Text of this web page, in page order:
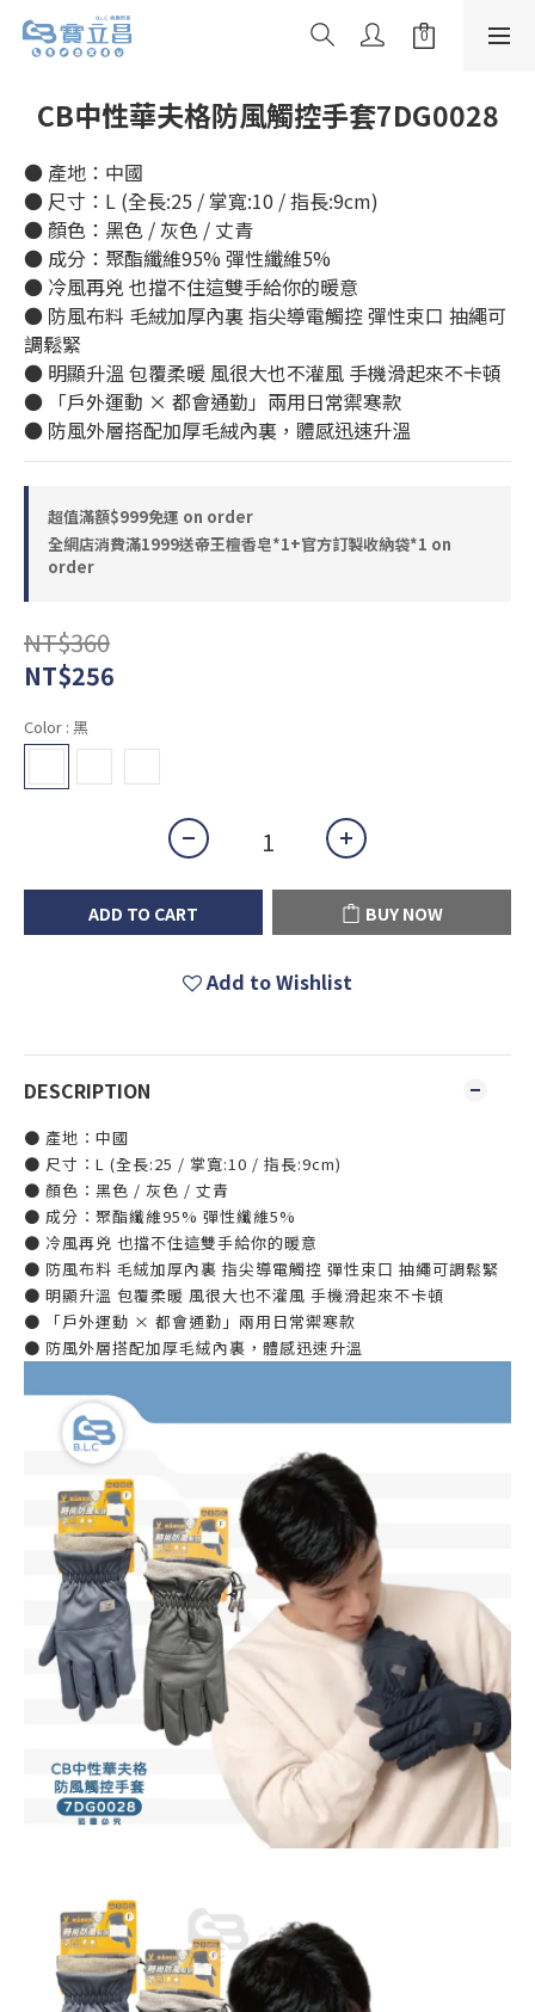
CB中性華夫格防風觸控手套7DG0028
● 產地：中國
● 尺寸：L (全長:25 / 掌寬:10 / 指長:9cm)
● 顏色：黑色 / 灰色 / 丈青
● 成分：聚酯纖維95% 彈性纖維5%
● 冷風再兇 也擋不住這雙手給你的暖意
● 防風布料 毛絨加厚內裏 指尖導電觸控 彈性束口 抽繩可
調鬆緊
● 明顯升溫 包覆柔暖 風很大也不灌風 手機滑起來不卡頓
● 「戶外運動 × 都會通勤」兩用日常禦寒款
● 防風外層搭配加厚毛絨內裏，體感迅速升溫
超值滿額$999免運 on order
全網店消費滿1999送帝王檀香皂*1+官方訂製收納袋*1 on
order
NT$360
NT$256
Color : 黑
ADD TO CART BUY NOW
Add to Wishlist
DESCRIPTION
● 產地：中國
● 尺寸：L (全長:25 / 掌寬:10 / 指長:9cm)
● 顏色：黑色 / 灰色 / 丈青
● 成分：聚酯纖維95% 彈性纖維5%
● 冷風再兇 也擋不住這雙手給你的暖意
● 防風布料 毛絨加厚內裏 指尖導電觸控 彈性束口 抽繩可調鬆緊
● 明顯升溫 包覆柔暖 風很大也不灌風 手機滑起來不卡頓
● 「戶外運動 × 都會通勤」兩用日常禦寒款
● 防風外層搭配加厚毛絨內裏，體感迅速升溫